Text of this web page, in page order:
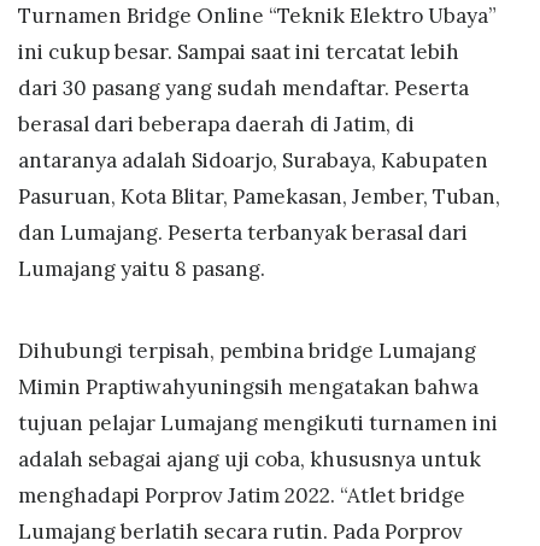
Turnamen Bridge Online “Teknik Elektro Ubaya”
ini cukup besar. Sampai saat ini tercatat lebih
dari 30 pasang yang sudah mendaftar. Peserta
berasal dari beberapa daerah di Jatim, di
antaranya adalah Sidoarjo, Surabaya, Kabupaten
Pasuruan, Kota Blitar, Pamekasan, Jember, Tuban,
dan Lumajang. Peserta terbanyak berasal dari
Lumajang yaitu 8 pasang.
Dihubungi terpisah, pembina bridge Lumajang
Mimin Praptiwahyuningsih mengatakan bahwa
tujuan pelajar Lumajang mengikuti turnamen ini
adalah sebagai ajang uji coba, khususnya untuk
menghadapi Porprov Jatim 2022. “Atlet bridge
Lumajang berlatih secara rutin. Pada Porprov